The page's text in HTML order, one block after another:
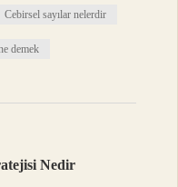
Cebirsel sayılar nelerdir
demek
Nedir